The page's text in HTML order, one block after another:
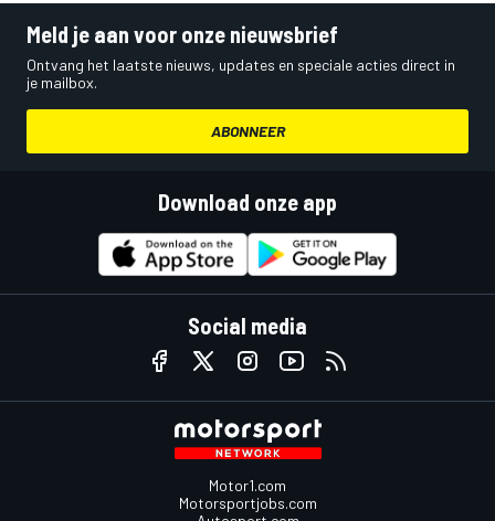
Meld je aan voor onze nieuwsbrief
Ontvang het laatste nieuws, updates en speciale acties direct in
je mailbox.
ABONNEER
Download onze app
Social media
Motor1.com
Motorsportjobs.com